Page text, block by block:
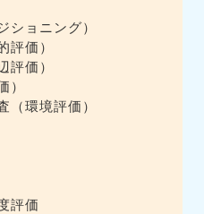
ョニング）
価）
価）
環境評価）
評価